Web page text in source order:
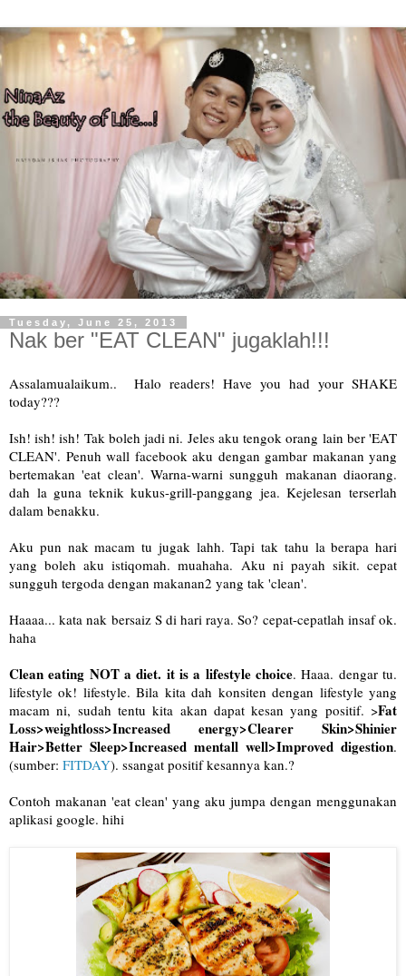
Tuesday, June 25, 2013
Nak ber "EAT CLEAN" jugaklah!!!
Assalamualaikum.. Halo readers! Have you had your SHAKE
today???
Ish! ish! ish! Tak boleh jadi ni. Jeles aku tengok orang lain ber 'EAT
CLEAN'. Penuh wall facebook aku dengan gambar makanan yang
bertemakan 'eat clean'. Warna-warni sungguh makanan diaorang.
dah la guna teknik kukus-grill-panggang jea. Kejelesan terserlah
dalam benakku.
Aku pun nak macam tu jugak lahh. Tapi tak tahu la berapa hari
yang boleh aku istiqomah. muahaha. Aku ni payah sikit. cepat
sungguh tergoda dengan makanan2 yang tak 'clean'.
Haaaa... kata nak bersaiz S di hari raya. So? cepat-cepatlah insaf ok.
haha
Clean eating NOT a diet. it is a lifestyle choice. Haaa. dengar tu.
lifestyle ok! lifestyle. Bila kita dah konsiten dengan lifestyle yang
macam ni, sudah tentu kita akan dapat kesan yang positif. >Fat
Loss>weightloss>Increased energy>Clearer Skin>Shinier
Hair>Better Sleep>Increased mentall well>Improved digestion.
(sumber: FITDAY). ssangat positif kesannya kan.?
Contoh makanan 'eat clean' yang aku jumpa dengan menggunakan
aplikasi google. hihi